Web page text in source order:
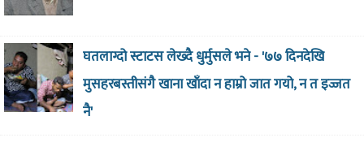
घतलाग्दो स्टाटस लेख्दै धुर्मुसले भने - '७७ दिनदेखि
मुसहरबस्तीसंगै खाना खाँदा न हाम्रो जात गयो, न त इज्जत
नै'